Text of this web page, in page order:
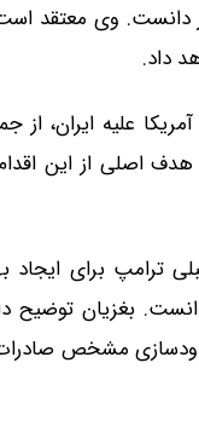
دانست. وی معتقد
داد.
علیه ایران،
اصلی از این
ترامپ برای ایجاد
بغزیان توضیح
مشخص